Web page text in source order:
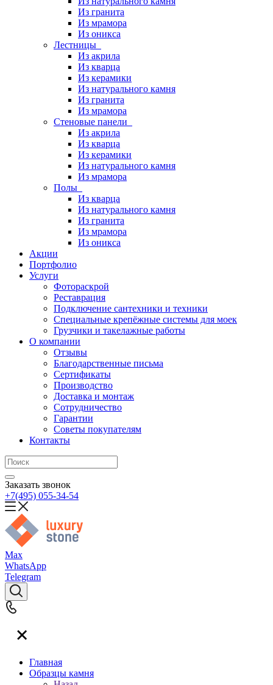
Из гранита
Из мрамора
Из оникса
Лестницы
Из акрила
Из кварца
Из керамики
Из натурального камня
Из гранита
Из мрамора
Стеновые панели
Из акрила
Из кварца
Из керамики
Из натурального камня
Из мрамора
Полы
Из кварца
Из натурального камня
Из гранита
Из мрамора
Из оникса
Акции
Портфолио
Услуги
Фотораскрой
Реставрация
Подключение сантехники и техники
Специальные крепёжные системы для моек
Грузчики и такелажные работы
О компании
Отзывы
Благодарственные письма
Сертификаты
Производство
Доставка и монтаж
Сотрудничество
Гарантии
Советы покупателям
Контакты
Заказать звонок
+7(495) 055-34-54
Max
WhatsApp
Telegram
Главная
Образцы камня